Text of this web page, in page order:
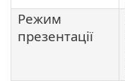
Режим
презентації